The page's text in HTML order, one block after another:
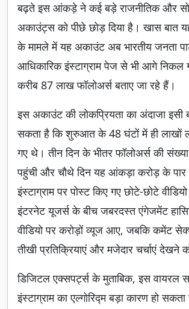
बढ़ते इस आंकड़े ने कई बड़े राजनीतिक और
अकाउंट्स को पीछे छोड़ दिया है। खास बात
के मामले में यह अकाउंट अब भारतीय जनता
आधिकारिक इंस्टाग्राम पेज से भी आगे निकल
करीब 87 लाख फॉलोअर्स बताए जा रहे हैं।
इस अकाउंट की लोकप्रियता का अंदाजा इसी
सकता है कि शुरुआत के 48 घंटों में ही लाखों
गए थे। तीन दिन के भीतर फॉलोअर्स की
पहुंची और चौथे दिन यह आंकड़ा करोड़ के पार
इंस्टाग्राम पर पोस्ट किए गए छोटे-छोटे
इंटरनेट यूजर्स के बीच जबरदस्त एंगेजमेंट
वीडियो पर करोड़ों व्यूज आए, जबकि कमेंट
तीखी प्रतिक्रियाएं और मजेदार चर्चाएं देखने
डिजिटल एक्सपर्ट्स के मुताबिक, इस वायरल
इंस्टाग्राम का एल्गोरिद्म बड़ा कारण हो